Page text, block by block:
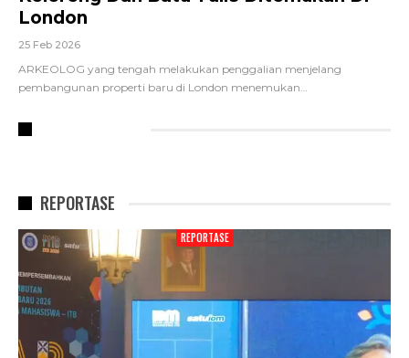
London
25 Feb 2026
ARKEOLOG yang tengah melakukan penggalian menjelang
pembangunan properti baru di London menemukan…
REPORTASE
REPORTASE